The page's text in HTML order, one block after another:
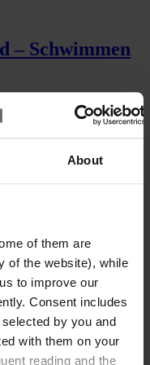
About
of them are
of the website), while
to improve our
Consent includes
by you and
with them on your
reading and the
– Schwimmen
Bucht –